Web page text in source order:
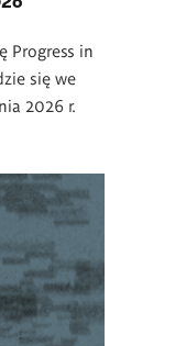
Progress in
się we
2026 r.